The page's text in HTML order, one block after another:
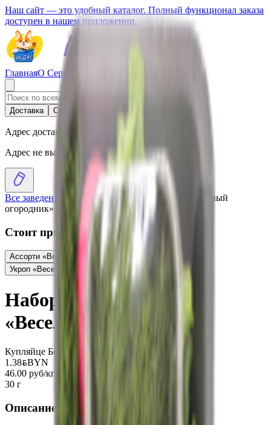
Наш сайт — это удобный каталог. Полный функционал заказа
доступен в нашем приложении.
ГлавнаяО Сервисе
Доставка Самовывоз
Адрес доставки
Адрес не выбран
Все заведения Каталог› Набор витаминный «Веселый
огородник»
Стоит присмотреться
Ассорти «Веселый огородник» летний микс
Укроп «Веселый огородник»
BYN
Набор витаминный
«Веселый огородник»
Купляйце Беларускае
1.38BYNBYN
46.00 руб/кг
30 г
Описание